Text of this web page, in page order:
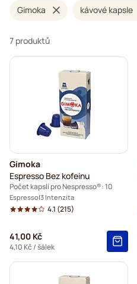
Gimoka kávové kapsle
7 produktů
Gimoka
Espresso Bez kofeinu
Počet kapslí pro Nespresso®: 10
Espresso 3 Intenzita
4.1 (215)
41,00 Kč
4,10 Kč / šálek